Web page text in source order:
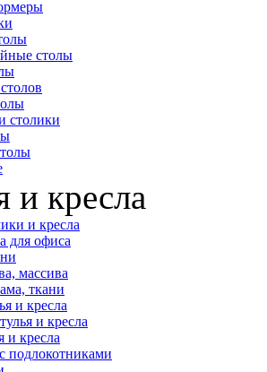
столы
столики
и кресла
и кресла
для офиса
массива
ткани
и кресла
и кресла
и кресла
подлокотниками